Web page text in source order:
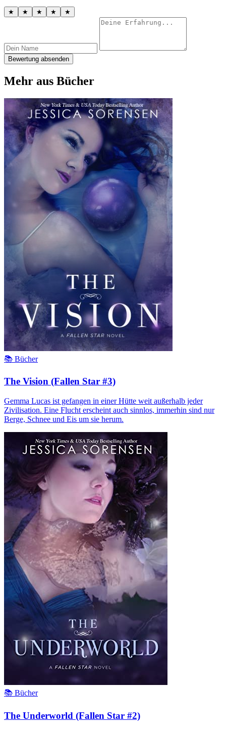
★ ★ ★ ★ ★
Bewertung absenden
Mehr aus Bücher
📚 Bücher
The Vision (Fallen Star #3)
Gemma Lucas ist gefangen in einer Hütte weit außerhalb jeder
Zivilisation. Eine Flucht erscheint auch sinnlos, immerhin sind nur
Berge, Schnee und Eis um sie herum.
📚 Bücher
The Underworld (Fallen Star #2)